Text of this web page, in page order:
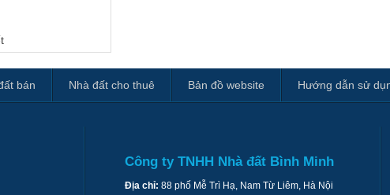
bán Nhà đất cho thuê Bản đồ website Hướng dẫn sử
Công ty TNHH Nhà đất Bình Minh
Địa chỉ: 88 phố Mễ Trì Hạ, Nam Từ Liêm, Hà Nội